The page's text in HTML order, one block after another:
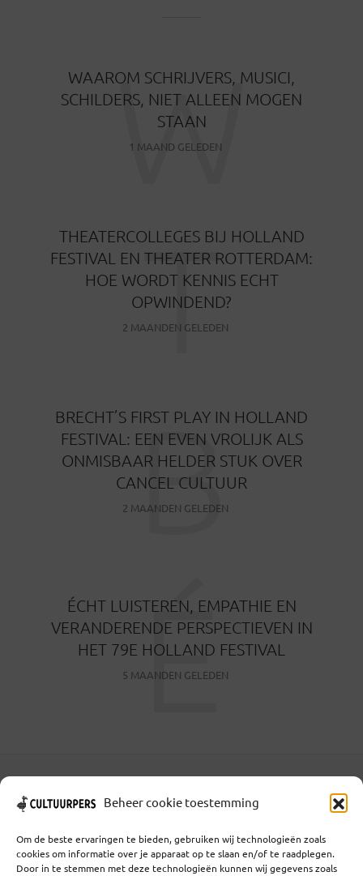
Beheer cookie toestemming
Om de beste ervaringen te bieden, gebruiken wij technologieën zoals
cookies om informatie over je apparaat op te slaan en/of te raadplegen.
Door in te stemmen met deze technologieën kunnen wij gegevens zoals
WAAROM SCHRIJVERS, MUSICI,
SCHILDERS, NIET ALLEEN MOGEN
STAAN
1 MAAND GELEDEN
W
THEATERCOLLEGES BIJ HOLLAND
FESTIVAL EN THEATER ROTTERDAM:
HOE WORDT KENNIS ECHT
OPWINDEND?
2 MAANDEN GELEDEN
T
BRECHT’S FIRST PLAY IN HOLLAND
FESTIVAL: EEN EVEN VROLIJK ALS
ONMISBAAR HELDER STUK OVER
CANCEL CULTUUR
2 MAANDEN GELEDEN
B
ÉCHT LUISTEREN, EMPATHIE EN
VERANDERENDE PERSPECTIEVEN IN
HET 79E HOLLAND FESTIVAL
5 MAANDEN GELEDEN
É
Coöperatief Cultureel Persbureau U.A. | Salzburg 29 |